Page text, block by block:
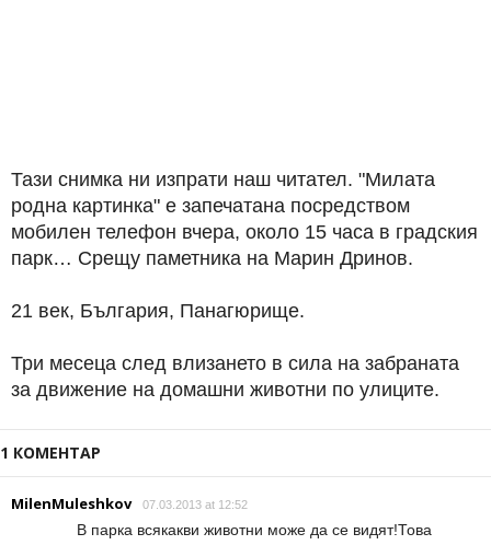
Тази снимка ни изпрати наш читател. "Милата
родна картинка" е запечатана посредством
мобилен телефон вчера, около 15 часа в градския
парк… Срещу паметника на Марин Дринов.
21 век, България, Панагюрище.
Три месеца след влизането в сила на забраната
за движение на домашни животни по улиците.
1 КОМЕНТАР
MilenMuleshkov 07.03.2013 at 12:52
В парка всякакви животни може да се видят!Това